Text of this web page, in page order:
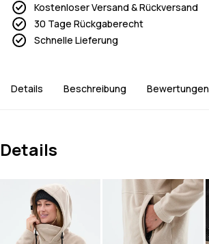
Kostenloser Versand & Rückversand
30 Tage Rückgaberecht
Schnelle Lieferung
Details Beschreibung Bewertungen
Details